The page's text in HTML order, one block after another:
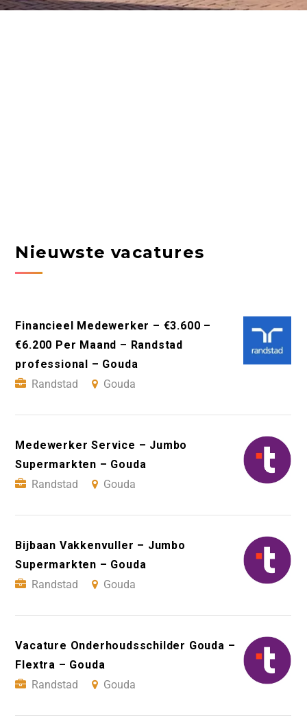
Nieuwste vacatures
Financieel Medewerker – €3.600 –
€6.200 Per Maand – Randstad
professional – Gouda
Randstad
Gouda
Medewerker Service – Jumbo
Supermarkten – Gouda
Randstad
Gouda
Bijbaan Vakkenvuller – Jumbo
Supermarkten – Gouda
Randstad
Gouda
Vacature Onderhoudsschilder Gouda –
Flextra – Gouda
Randstad
Gouda